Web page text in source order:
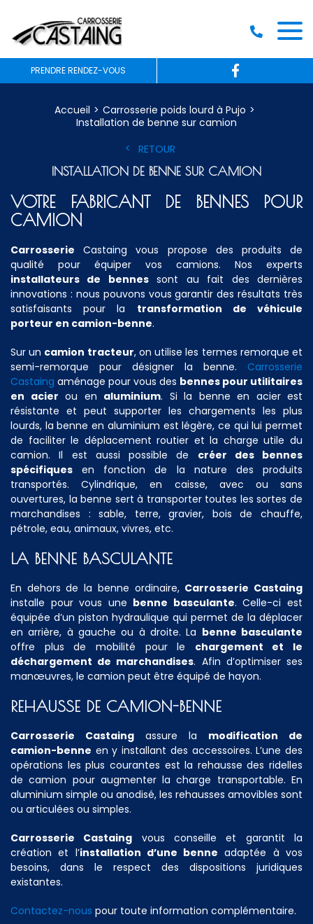
PRENDRE RENDEZ-VOUS
Accueil
Carrosserie poids lourd à Pujo
Installation de benne sur camion
RETOUR
INSTALLATION DE BENNE SUR CAMION
VOTRE FABRICANT DE BENNES POUR
CAMION
Carrosserie Castaing vous propose des produits de
qualité pour équiper vos camions. Nos experts
installateurs de bennessont au fait des dernières
innovations : nous pouvons vous garantir des résultats très
satisfaisants pour la transformation de véhicule
porteur en camion-benne.
Sur un camion tracteur, on utilise les termes remorque et
semi-remorque pour désigner la benne. Carrosserie
Castaing aménage pour vous des bennes pour utilitaires
en acier ou en aluminium. Si la benne en acier est
résistante et peut supporter les chargements les plus
lourds, la benne en aluminium est légère, ce qui lui permet
de faciliter le déplacement routier et la charge utile du
camion. Il est aussi possible de créer des bennes
spécifiques en fonction de la nature des produits
transportés. Cylindrique, en caisse, avec ou sans
ouvertures, la benne sert à transporter toutes les sortes de
marchandises : sable, terre, gravier, bois de chauffe,
pétrole, eau, animaux, vivres, etc.
LA BENNE BASCULANTE
En dehors de la benne ordinaire, Carrosserie Castaing
installe pour vous une benne basculante. Celle-ci est
équipée d’un piston hydraulique qui permet de la déplacer
en arrière, à gauche ou à droite. La benne basculante
offre plus de mobilité pour le chargement et le
déchargement de marchandises. Afin d’optimiser ses
manœuvres, le camion peut être équipé de hayon.
REHAUSSE DE CAMION-BENNE
Carrosserie Castaing assure la modification de
camion-benne en y installant des accessoires. L’une des
opérations les plus courantes est la rehausse des ridelles
de camion pour augmenter la charge transportable. En
aluminium simple ou anodisé, les rehausses amovibles sont
ou articulées ou simples.
Carrosserie Castaing vous conseille et garantit la
création et l’installation d’une benne adaptée à vos
besoins, dans le respect des dispositions juridiques
existantes.
Contactez-nous pour toute information complémentaire.